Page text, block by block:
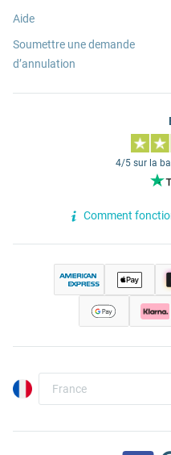
Aide
Soumettre une demande
d’annulation
4/5 sur la
Comment